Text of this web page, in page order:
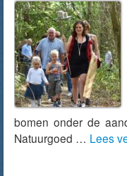
bomen onder de
Natuurgoed … Lees